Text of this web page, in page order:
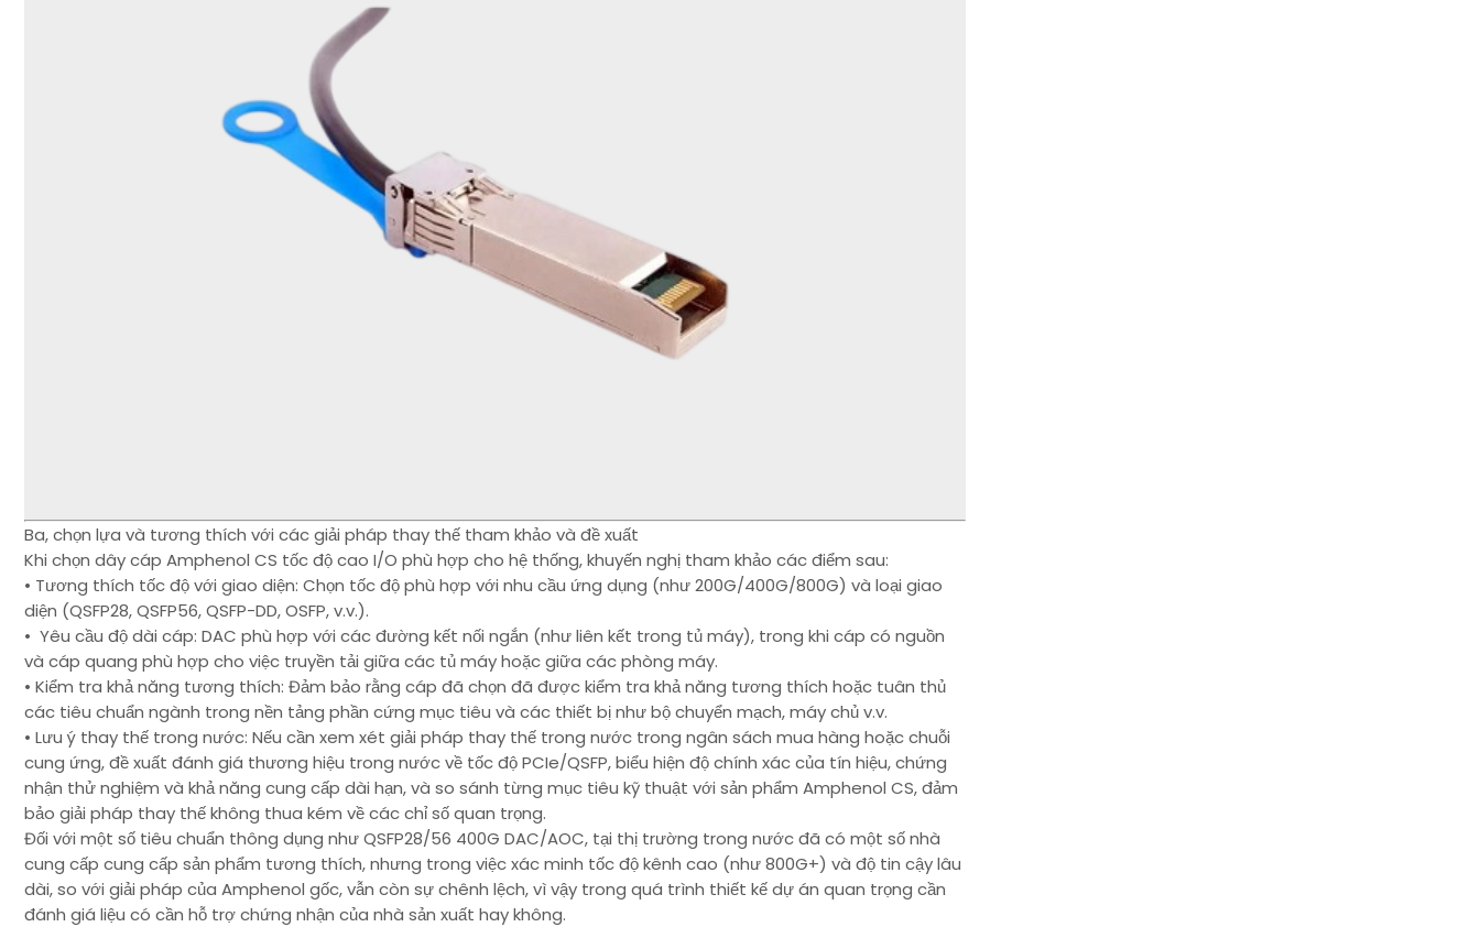
Ba, chọn lựa và tương thích với các giải pháp thay thế tham khảo và đề xuất
Khi chọn dây cáp Amphenol CS tốc độ cao I/O phù hợp cho hệ thống, khuyến nghị tham khảo các điểm sau:
• Tương thích tốc độ với giao diện: Chọn tốc độ phù hợp với nhu cầu ứng dụng (như 200G/400G/800G) và loại giao
diện (QSFP28, QSFP56, QSFP-DD, OSFP, v.v.).
• Yêu cầu độ dài cáp: DAC phù hợp với các đường kết nối ngắn (như liên kết trong tủ máy), trong khi cáp có nguồn
và cáp quang phù hợp cho việc truyền tải giữa các tủ máy hoặc giữa các phòng máy.
• Kiểm tra khả năng tương thích: Đảm bảo rằng cáp đã chọn đã được kiểm tra khả năng tương thích hoặc tuân thủ
các tiêu chuẩn ngành trong nền tảng phần cứng mục tiêu và các thiết bị như bộ chuyển mạch, máy chủ v.v.
• Lưu ý thay thế trong nước: Nếu cần xem xét giải pháp thay thế trong nước trong ngân sách mua hàng hoặc chuỗi
cung ứng, đề xuất đánh giá thương hiệu trong nước về tốc độ PCIe/QSFP, biểu hiện độ chính xác của tín hiệu, chứng
nhận thử nghiệm và khả năng cung cấp dài hạn, và so sánh từng mục tiêu kỹ thuật với sản phẩm Amphenol CS, đảm
bảo giải pháp thay thế không thua kém về các chỉ số quan trọng.
Đối với một số tiêu chuẩn thông dụng như QSFP28/56 400G DAC/AOC, tại thị trường trong nước đã có một số nhà
cung cấp cung cấp sản phẩm tương thích, nhưng trong việc xác minh tốc độ kênh cao (như 800G+) và độ tin cậy lâu
dài, so với giải pháp của Amphenol gốc, vẫn còn sự chênh lệch, vì vậy trong quá trình thiết kế dự án quan trọng cần
đánh giá liệu có cần hỗ trợ chứng nhận của nhà sản xuất hay không.